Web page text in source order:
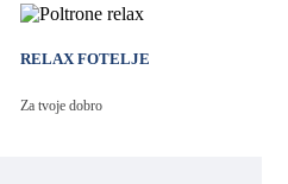
RELAX FOTELJE
Za tvoje dobro